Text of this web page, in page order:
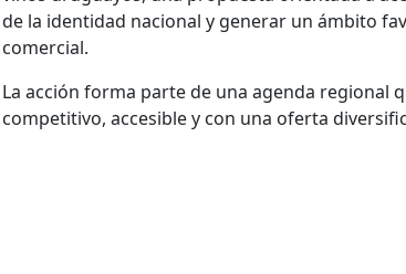
de la identidad nacional y generar un ámbito
comercial.
La acción forma parte de una agenda regional
competitivo, accesible y con una oferta